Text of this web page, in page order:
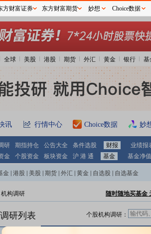
全球 美股 港股 期货 外汇 黄金 银行 基
讯 行情中心 Choice数据 妙
研 期指持仓 公告大全 条件选股 财报 业绩报
金 个股资金 板块资金 沪 港 通 基金 基金净值
金 港股 美股 期货 外汇 黄金 自选股 自选基金
机构调研 随时随地买基金
研列表 个股机构调研：
方财富证券 东方财富期货 妙想 Choice数据